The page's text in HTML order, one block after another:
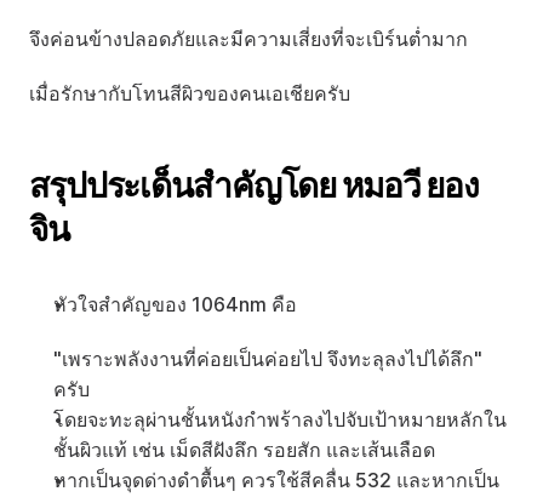
จึงค่อนข้างปลอดภัยและมีความเสี่ยงที่จะเบิร์นต่ำมาก
เมื่อรักษากับโทนสีผิวของคนเอเชียครับ
สรุปประเด็นสำคัญโดย หมอวี ยอง
จิน
หัวใจสำคัญของ 1064nm คือ
"เพราะพลังงานที่ค่อยเป็นค่อยไป จึงทะลุลงไปได้ลึก"
ครับ
โดยจะทะลุผ่านชั้นหนังกำพร้าลงไปจับเป้าหมายหลักใน
ชั้นผิวแท้ เช่น เม็ดสีฝังลึก รอยสัก และเส้นเลือด
หากเป็นจุดด่างดำตื้นๆ ควรใช้สีคลื่น 532 และหากเป็น